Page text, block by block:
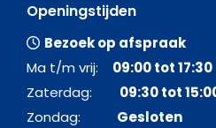
Openingstijden
Bezoek op afspraak
Ma t/m vrij: 09:00 tot 17:30
Zaterdag: 09:30 tot
Zondag: Gesloten